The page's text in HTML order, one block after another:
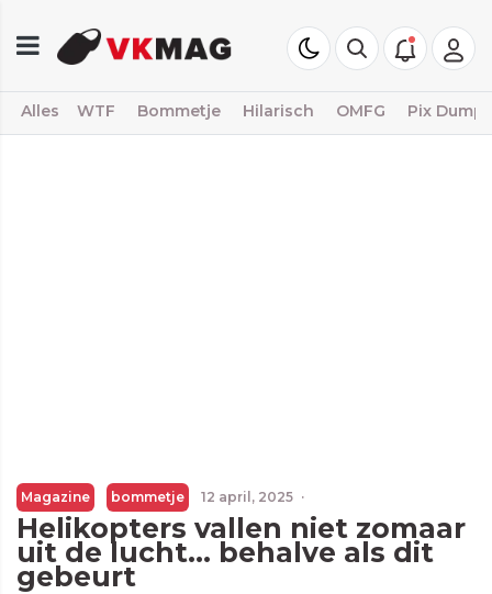
Alles WTF Bommetje Hilarisch OMFG Pix Dump
Magazine bommetje 12 april, 2025 ·
Helikopters vallen niet zomaar
uit de lucht… behalve als dit
gebeurt